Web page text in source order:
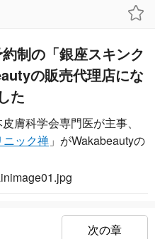
制の「銀座スキンク
の販売代理店にな
た
膚科学会専門医が主事、
ック禅 」がWakabeautyの
次の章